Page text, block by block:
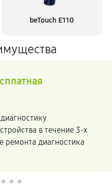
beTouch E110
c производителями,
по оптовым ценам.
работ и запчастей